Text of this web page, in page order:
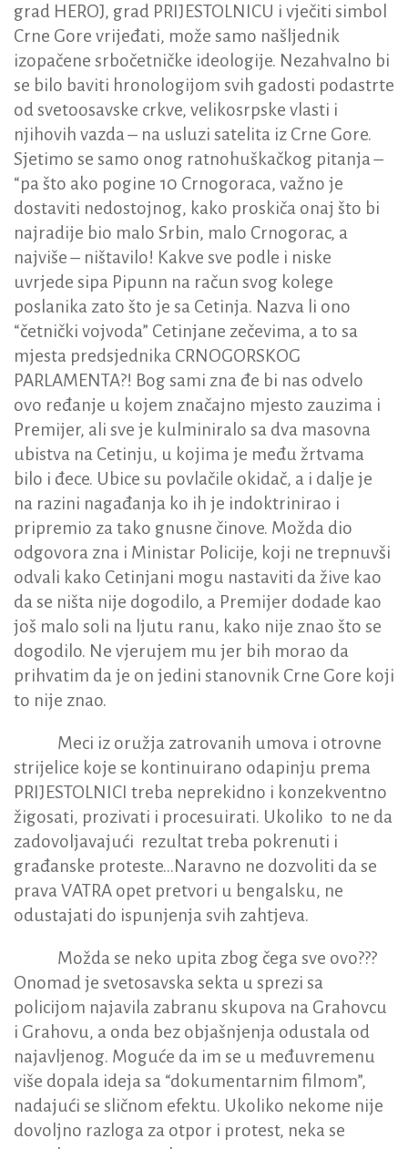
grad HEROJ, grad PRIJESTOLNICU i vječiti simbol
Crne Gore vrijeđati, može samo našljednik
izopačene srbočetničke ideologije. Nezahvalno bi
se bilo baviti hronologijom svih gadosti podastrte
od svetoosavske crkve, velikosrpske vlasti i
njihovih vazda – na usluzi satelita iz Crne Gore.
Sjetimo se samo onog ratnohuškačkog pitanja –
“pa što ako pogine 10 Crnogoraca, važno je
dostaviti nedostojnog, kako proskiča onaj što bi
najradije bio malo Srbin, malo Crnogorac, a
najviše – ništavilo! Kakve sve podle i niske
uvrjede sipa Pipunn na račun svog kolege
poslanika zato što je sa Cetinja. Nazva li ono
“četnički vojvoda” Cetinjane zečevima, a to sa
mjesta predsjednika CRNOGORSKOG
PARLAMENTA?! Bog sami zna đe bi nas odvelo
ovo ređanje u kojem značajno mjesto zauzima i
Premijer, ali sve je kulminiralo sa dva masovna
ubistva na Cetinju, u kojima je među žrtvama
bilo i đece. Ubice su povlačile okidač, a i dalje je
na razini nagađanja ko ih je indoktrinirao i
pripremio za tako gnusne činove. Možda dio
odgovora zna i Ministar Policije, koji ne trepnuvši
odvali kako Cetinjani mogu nastaviti da žive kao
da se ništa nije dogodilo, a Premijer dodade kao
još malo soli na ljutu ranu, kako nije znao što se
dogodilo. Ne vjerujem mu jer bih morao da
prihvatim da je on jedini stanovnik Crne Gore koji
to nije znao.
Meci iz oružja zatrovanih umova i otrovne
strijelice koje se kontinuirano odapinju prema
PRIJESTOLNICI treba neprekidno i konzekventno
žigosati, prozivati i procesuirati. Ukoliko to ne da
zadovoljavajući rezultat treba pokrenuti i
građanske proteste…Naravno ne dozvoliti da se
prava VATRA opet pretvori u bengalsku, ne
odustajati do ispunjenja svih zahtjeva.
Možda se neko upita zbog čega sve ovo???
Onomad je svetosavska sekta u sprezi sa
policijom najavila zabranu skupova na Grahovcu
i Grahovu, a onda bez objašnjenja odustala od
najavljenog. Moguće da im se u međuvremenu
više dopala ideja sa “dokumentarnim filmom”,
nadajući se sličnom efektu. Ukoliko nekome nije
dovoljno razloga za otpor i protest, neka se